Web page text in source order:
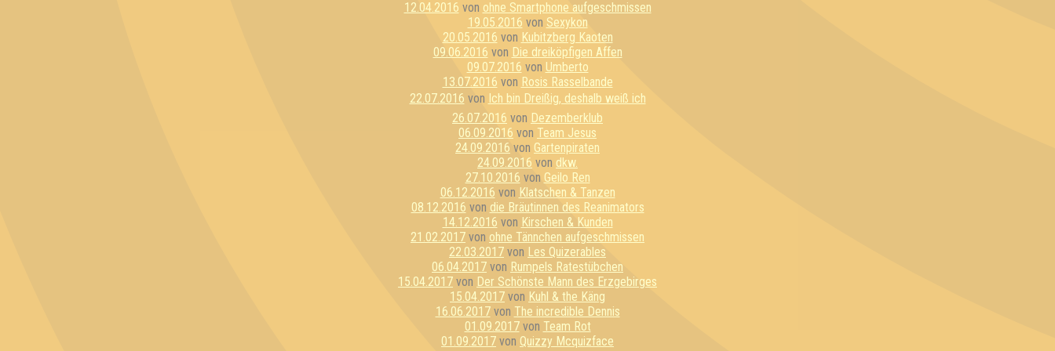
12.04.2016 von ohne Smartphone aufgeschmissen
19.05.2016 von Sexykon
20.05.2016 von Kubitzberg Kaoten
09.06.2016 von Die dreiköpfigen Affen
09.07.2016 von Umberto
13.07.2016 von Rosis Rasselbande
22.07.2016 von Ich bin Dreißig, deshalb weiß ich
26.07.2016 von Dezemberklub
06.09.2016 von Team Jesus
24.09.2016 von Gartenpiraten
24.09.2016 von dkw.
27.10.2016 von Geilo Ren
06.12.2016 von Klatschen & Tanzen
08.12.2016 von die Bräutinnen des Reanimators
14.12.2016 von Kirschen & Kunden
21.02.2017 von ohne Tännchen aufgeschmissen
22.03.2017 von Les Quizerables
06.04.2017 von Rumpels Ratestübchen
15.04.2017 von Der Schönste Mann des Erzgebirges
15.04.2017 von Kuhl & the Käng
16.06.2017von The incredible Dennis
01.09.2017von Team Rot
01.09.2017 von Quizzy Mcquizface